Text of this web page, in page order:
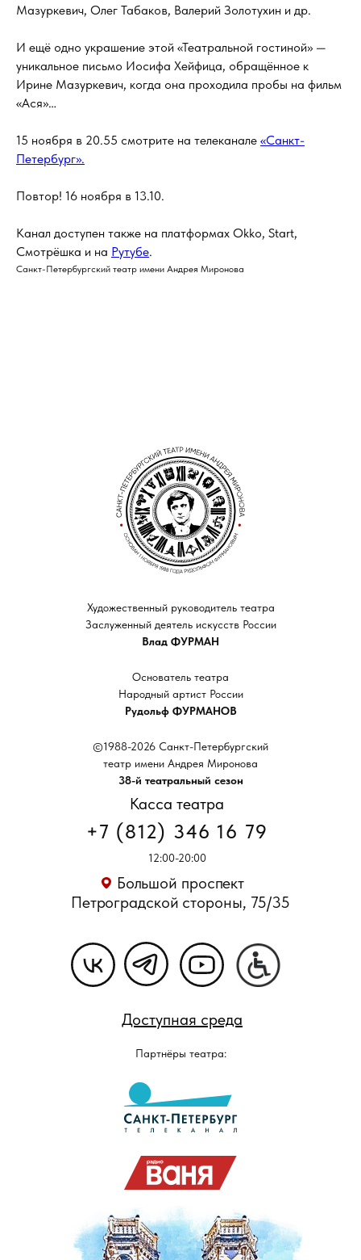
Мазуркевич, Олег Табаков, Валерий Золотухин и др.
И ещё одно украшение этой «Театральной гостиной» —
уникальное письмо Иосифа Хейфица, обращённое к
Ирине Мазуркевич, когда она проходила пробы на фильм
«Ася»…
15 ноября в 20.55 смотрите на телеканале «Санкт-
Петербург».
Повтор! 16 ноября в 13.10.
Канал доступен также на платформах Okko, Start,
Смотрëшка и на Рутубе.
Санкт-Петербургский театр имени Андрея Миронова
Художественный руководитель театра
Заслуженный деятель искусств России
Влад ФУРМАН
12:00-20:00
+7 (812) 346 16 79
©1988-2026 Санкт-Петербургский
театр имени Андрея Миронова
38-й театральный сезон
Основатель театра
Народный артист России
Рудольф ФУРМАНОВ
Большой проспект
Петроградской стороны, 75/35
Партнёры театра:
Касса театра
Доступная среда